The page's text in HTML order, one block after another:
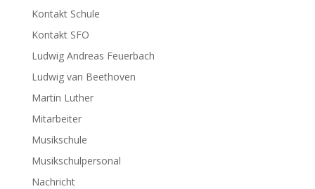
Kontakt Schule
Kontakt SFO
Ludwig Andreas Feuerbach
Ludwig van Beethoven
Martin Luther
Mitarbeiter
Musikschule
Musikschulpersonal
Nachricht